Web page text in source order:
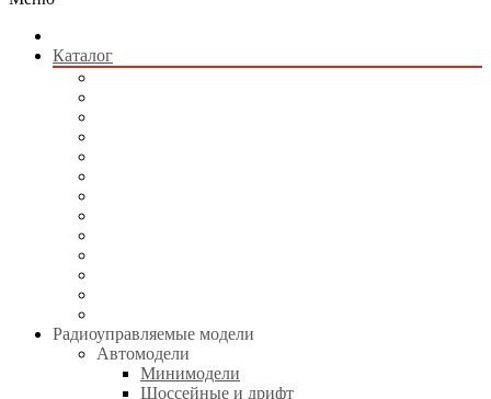
Каталог
Радиоуправляемые модели
Автомодели
Минимодели
Шоссейные и дрифт